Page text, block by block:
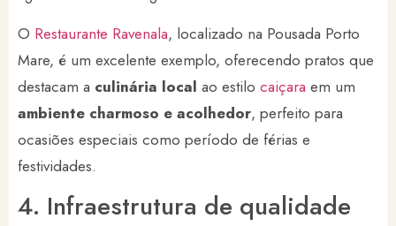
O Restaurante Ravenala, localizado na Pousada Porto
Mare, é um excelente exemplo, oferecendo pratos que
destacam a culinária local ao estilo caiçara em um
ambiente charmoso e acolhedor, perfeito para
ocasiões especiais como período de férias e
festividades.
4. Infraestrutura de qualidade